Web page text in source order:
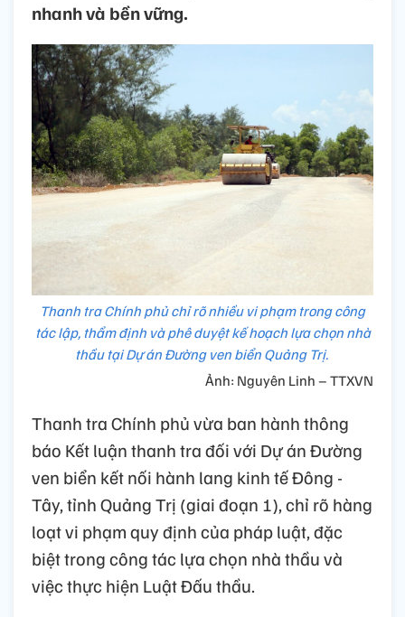
nhanh và bền vững.
Thanh tra Chính phủ chỉ rõ nhiều vi phạm trong công
tác lập, thẩm định và phê duyệt kế hoạch lựa chọn nhà
thầu tại Dự án Đường ven biển Quảng Trị.
Ảnh: Nguyên Linh – TTXVN
Thanh tra Chính phủ vừa ban hành thông
báo Kết luận thanh tra đối với Dự án Đường
ven biển kết nối hành lang kinh tế Đông -
Tây, tỉnh Quảng Trị (giai đoạn 1), chỉ rõ hàng
loạt vi phạm quy định của pháp luật, đặc
biệt trong công tác lựa chọn nhà thầu và
việc thực hiện Luật Đấu thầu.